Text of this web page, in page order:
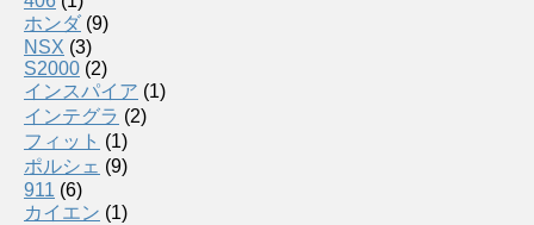
ホンダ (9)
NSX (3)
S2000 (2)
インスパイア (1)
インテグラ (2)
フィット (1)
ポルシェ (9)
911 (6)
カイエン (1)